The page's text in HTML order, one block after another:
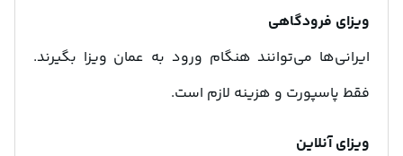
ویزای فرودگاهی
ایرانی‌ها می‌توانند هنگام ورود به عمان ویزا بگیرند.
فقط پاسپورت و هزینه لازم است.
ویزای آنلاین